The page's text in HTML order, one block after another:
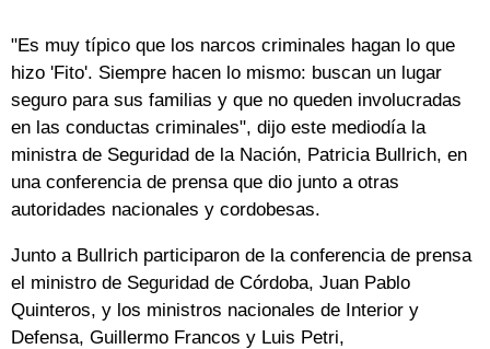
"Es muy típico que los narcos criminales hagan lo que
hizo 'Fito'. Siempre hacen lo mismo: buscan un lugar
seguro para sus familias y que no queden involucradas
en las conductas criminales", dijo este mediodía la
ministra de Seguridad de la Nación, Patricia Bullrich, en
una conferencia de prensa que dio junto a otras
autoridades nacionales y cordobesas.
Junto a Bullrich participaron de la conferencia de prensa
el ministro de Seguridad de Córdoba, Juan Pablo
Quinteros, y los ministros nacionales de Interior y
Defensa, Guillermo Francos y Luis Petri,